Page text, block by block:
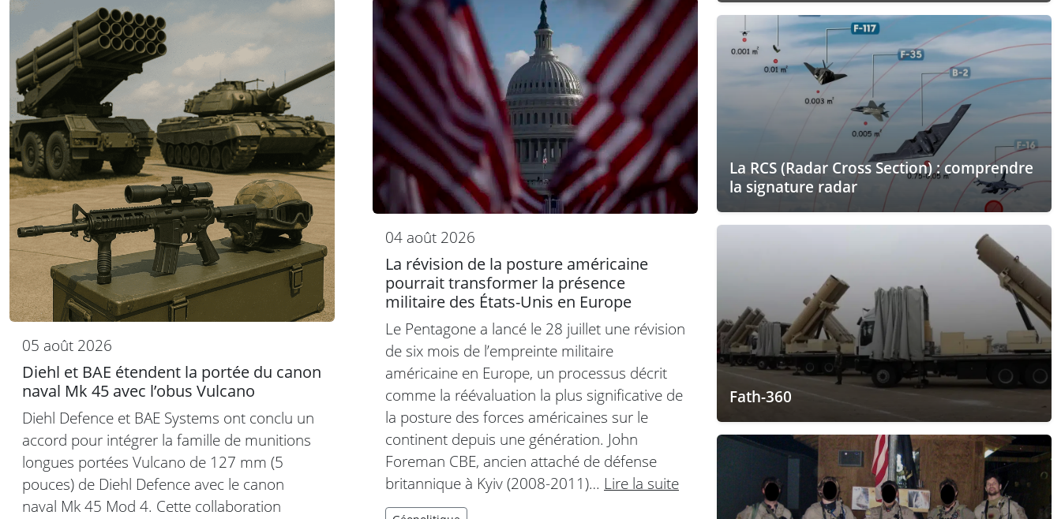
05 août 2026
Diehl et BAE étendent la portée du canon
naval Mk 45 avec l’obus Vulcano
Diehl Defence et BAE Systems ont conclu un
accord pour intégrer la famille de munitions
longues portées Vulcano de 127 mm (5
pouces) de Diehl Defence avec le canon
naval Mk 45 Mod 4. Cette collaboration
04 août 2026
La révision de la posture américaine
pourrait transformer la présence
militaire des États-Unis en Europe
Le Pentagone a lancé le 28 juillet une révision
de six mois de l’empreinte militaire
américaine en Europe, un processus décrit
comme la réévaluation la plus significative de
la posture des forces américaines sur le
continent depuis une génération. John
Foreman CBE, ancien attaché de défense
britannique à Kyiv (2008-2011)… Lire la suite
La RCS (Radar Cross Section) : comprendre
la signature radar
Fath-360